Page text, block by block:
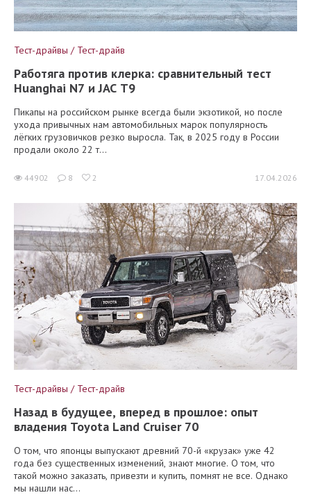
Тест-драйвы / Тест-драйв
Работяга против клерка: сравнительный тест
Huanghai N7 и JAC T9
Пикапы на российском рынке всегда были экзотикой, но после
ухода привычных нам автомобильных марок популярность
лёгких грузовичков резко выросла. Так, в 2025 году в России
продали около 22 т...
44902 8 2 17.04.2026
Тест-драйвы / Тест-драйв
Назад в будущее, вперед в прошлое: опыт
владения Toyota Land Cruiser 70
О том, что японцы выпускают древний 70-й «крузак» уже 42
года без существенных изменений, знают многие. О том, что
такой можно заказать, привезти и купить, помнят не все. Однако
мы нашли нас...